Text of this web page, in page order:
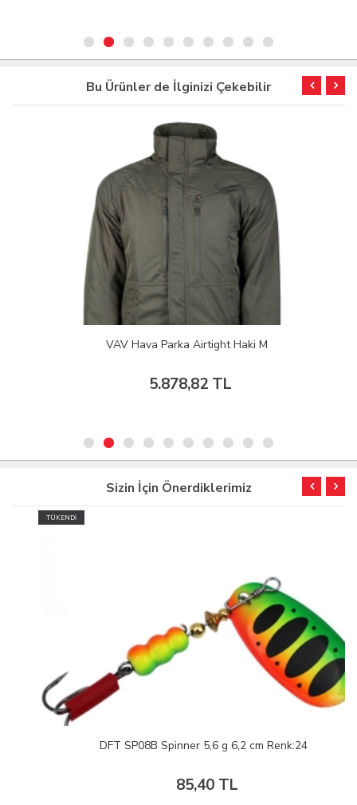
Bu Ürünler de İlginizi Çekebilir
VAV Hava Parka Airtight Haki M
5.878,82 TL
Sizin İçin Önerdiklerimiz
TÜKENDİ
DFT SP08B Spinner 5,6 g 6,2 cm Renk:24
85,40 TL